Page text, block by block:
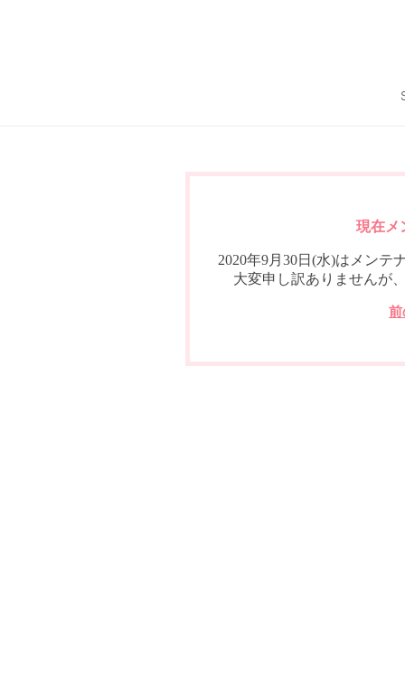
現在メ
2020年9月30日(水)はメンテ
大変申し訳ありませんが
前